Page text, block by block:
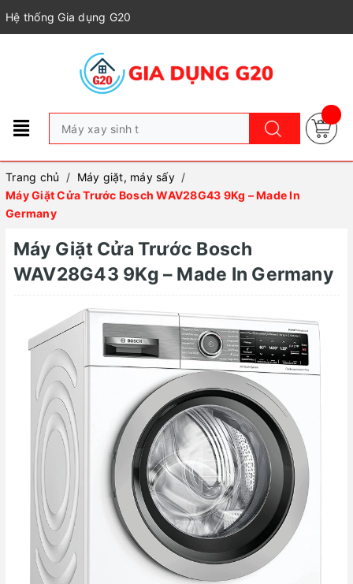
Hệ thống Gia dụng G20
Trang chủ / Máy giặt, máy sấy /
Máy Giặt Cửa Trước Bosch WAV28G43 9Kg – Made In
Germany
Máy Giặt Cửa Trước Bosch
WAV28G43 9Kg – Made In Germany